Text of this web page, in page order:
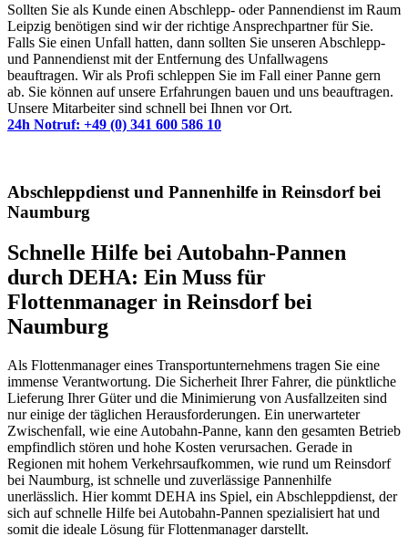
Sollten Sie als Kunde einen Abschlepp- oder Pannendienst im Raum
Leipzig benötigen sind wir der richtige Ansprechpartner für Sie.
Falls Sie einen Unfall hatten, dann sollten Sie unseren Abschlepp-
und Pannendienst mit der Entfernung des Unfallwagens
beauftragen. Wir als Profi schleppen Sie im Fall einer Panne gern
ab. Sie können auf unsere Erfahrungen bauen und uns beauftragen.
Unsere Mitarbeiter sind schnell bei Ihnen vor Ort.
24h Notruf: +49 (0) 341 600 586 10
Abschleppdienst und Pannenhilfe in Reinsdorf bei
Naumburg
Schnelle Hilfe bei Autobahn-Pannen
durch DEHA: Ein Muss für
Flottenmanager in Reinsdorf bei
Naumburg
Als Flottenmanager eines Transportunternehmens tragen Sie eine
immense Verantwortung. Die Sicherheit Ihrer Fahrer, die pünktliche
Lieferung Ihrer Güter und die Minimierung von Ausfallzeiten sind
nur einige der täglichen Herausforderungen. Ein unerwarteter
Zwischenfall, wie eine Autobahn-Panne, kann den gesamten Betrieb
empfindlich stören und hohe Kosten verursachen. Gerade in
Regionen mit hohem Verkehrsaufkommen, wie rund um Reinsdorf
bei Naumburg, ist schnelle und zuverlässige Pannenhilfe
unerlässlich. Hier kommt DEHA ins Spiel, ein Abschleppdienst, der
sich auf schnelle Hilfe bei Autobahn-Pannen spezialisiert hat und
somit die ideale Lösung für Flottenmanager darstellt.